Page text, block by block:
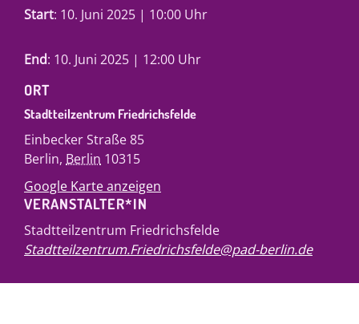
Start: 10. Juni 2025 | 10:00 Uhr
End: 10. Juni 2025 | 12:00 Uhr
ORT
Stadtteilzentrum Friedrichsfelde
Einbecker Straße 85
Berlin, Berlin 10315
Google Karte anzeigen
VERANSTALTER*IN
Stadtteilzentrum Friedrichsfelde
Stadtteilzentrum.Friedrichsfelde@pad-berlin.de